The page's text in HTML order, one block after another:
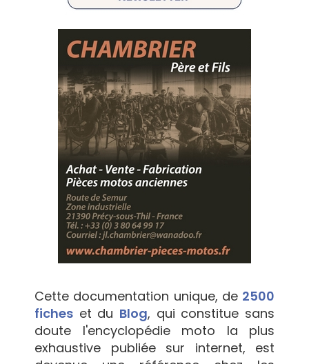
Cette documentation unique, de 2500
fiches et du Blog, qui constitue sans
doute l'encyclopédie moto la plus
exhaustive publiée sur internet, est